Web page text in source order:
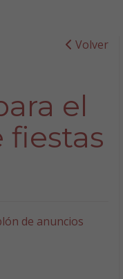
Volver
el
fiestas
de anuncios